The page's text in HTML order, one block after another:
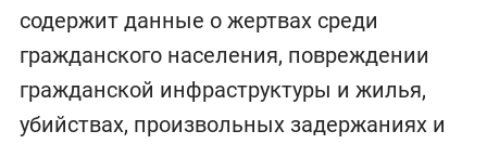
содержит данные о жертвах среди
гражданского населения, повреждении
гражданской инфраструктуры и жилья,
убийствах, произвольных задержаниях и